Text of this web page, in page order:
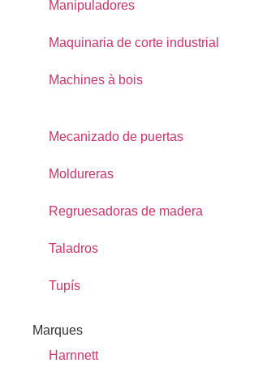
Manipuladores
Maquinaria de corte industrial
Machines à bois
Mecanizado de puertas
Moldureras
Regruesadoras de madera
Taladros
Tupís
Marques
Harnnett